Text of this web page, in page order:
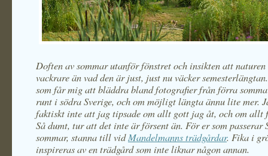
Doften av sommar utanför fönstret och insikten att
vackrare än vad den är just, just nu väcker
som får mig att bläddra bland fotografier från förra
runt i södra Sverige, och om möjligt längta ännu lite mer.
faktiskt inte att jag tipsade om allt gott jag åt, och om allt
Så dumt, tur att det inte är försent än. För er som passerar
sommar, stanna till vidMandelmanns trädgårdar. Fika i
inspireras av en trädgård som inte liknar någon annan.